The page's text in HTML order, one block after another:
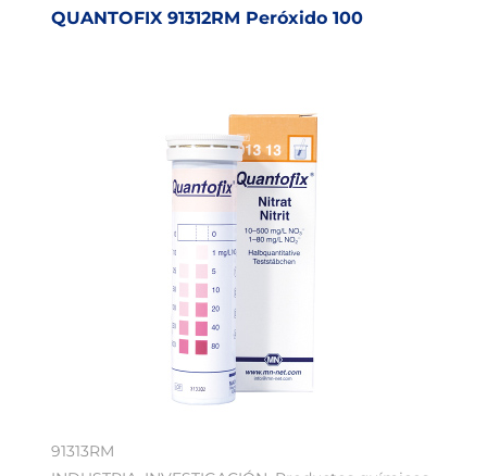
QUANTOFIX 91312RM Peróxido 100
91313RM